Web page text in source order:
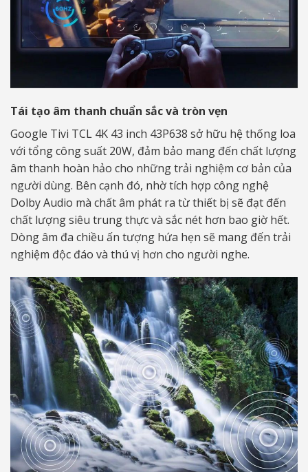
Tái tạo âm thanh chuẩn sắc và tròn vẹn
Google Tivi TCL 4K 43 inch 43P638 sở hữu hệ thống loa
với tổng công suất 20W, đảm bảo mang đến chất lượng
âm thanh hoàn hảo cho những trải nghiệm cơ bản của
người dùng. Bên cạnh đó, nhờ tích hợp công nghệ
Dolby Audio mà chất âm phát ra từ thiết bị sẽ đạt đến
chất lượng siêu trung thực và sắc nét hơn bao giờ hết.
Dòng âm đa chiều ấn tượng hứa hẹn sẽ mang đến trải
nghiệm độc đáo và thú vị hơn cho người nghe.